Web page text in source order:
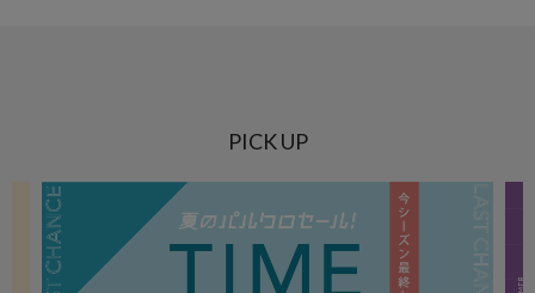
PICK UP